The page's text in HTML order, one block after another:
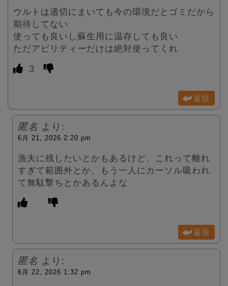
ウルトは適切にまいても今の環境だとゴミだから
期待してない
使っても良いし蘇生用に温存しても良い
ただアビリティーだけは絶対使ってくれ
3
返信
匿名 より:
6月 21, 2026 2:20 pm
漁夫に残したいとかもあるけど、これって離れ
すぎて範囲外とか、もう一人にカーソル吸われ
て無駄撃ちとかあるんよな
返信
匿名 より:
6月 22, 2026 1:32 pm